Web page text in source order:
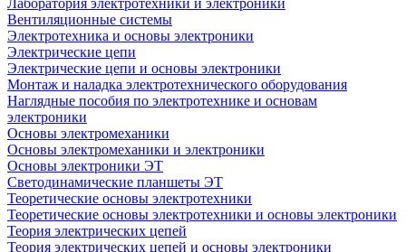
Лаборатория электротехники и электроники
Вентиляционные системы
Электротехника и основы электроники
Электрические цепи
Электрические цепи и основы электроники
Монтаж и наладка электротехнического оборудования
Наглядные пособия по электротехнике и основам
электроники
Основы электромеханики
Основы электромеханики и электроники
Основы электроники ЭТ
Светодинамические планшеты ЭТ
Теоретические основы электротехники
Теоретические основы электротехники и основы электроники
Теория электрических цепей
Теория электрических цепей и основы электроники